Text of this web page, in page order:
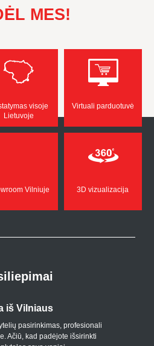
MES!
visoje
Lietuvoje
Virtuali parduotuvė
Vilniuje 3D vizualizacija
iš Vilniaus
pasirinkimas, profesionali
Ačiū, kad padėjote išsirinkti